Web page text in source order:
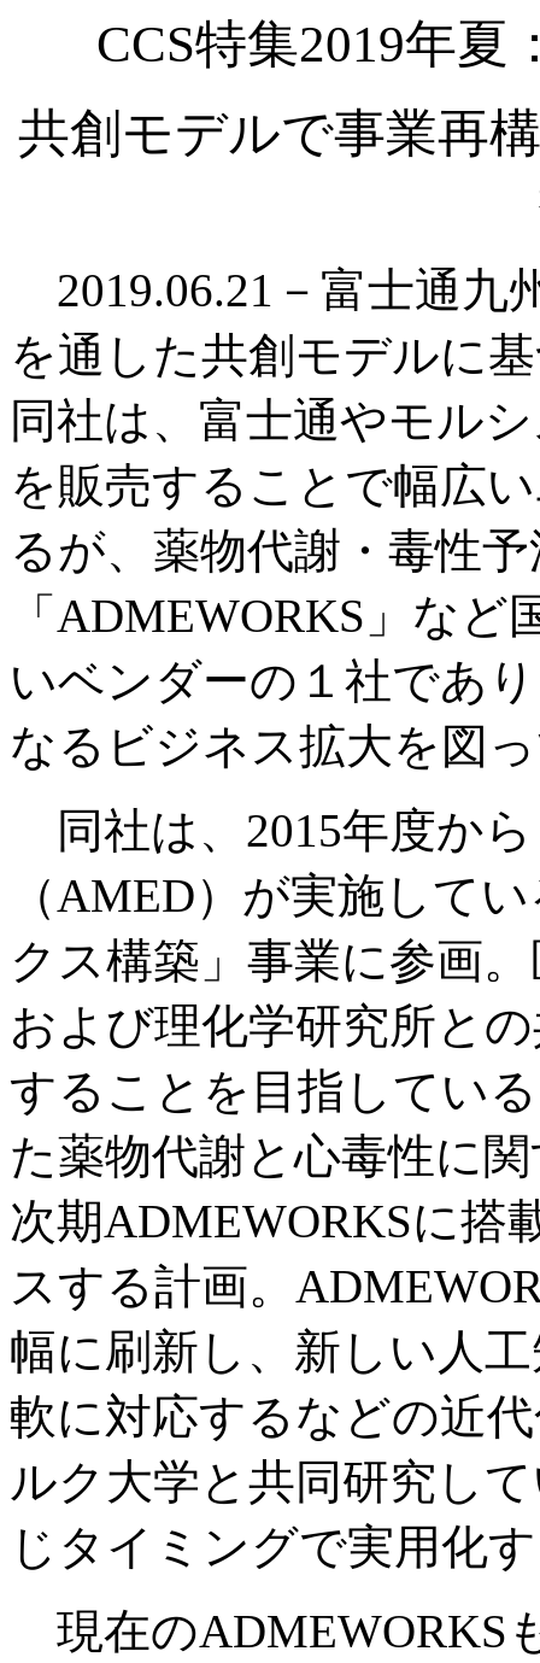
CCS特集2019年
共創モデルで事業再
2019.06.21－富士通九
を通した共創モデルに
同社は、富士通やモル
を販売することで幅広
るが、薬物代謝・毒性
「ADMEWORKS」な
いベンダーの１社であ
なるビジネス拡大を図
同社は、2015年度か
（AMED）が実施して
クス構築」事業に参画
および理化学研究所と
することを目指してい
た薬物代謝と心毒性に
次期ADMEWORKSに搭
スする計画。
幅に刷新し、新しい人
軟に対応するなどの近
ルク大学と共同研究し
じタイミングで実用化
現在のADMEWORKS